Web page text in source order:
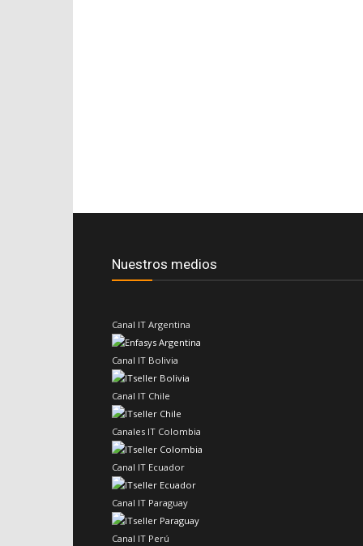
Nuestros medios
Canal IT Argentina
Canal IT Bolivia
Canal IT Chile
Canales IT Colombia
Canal IT Ecuador
Canal IT Paraguay
Canal IT Perú